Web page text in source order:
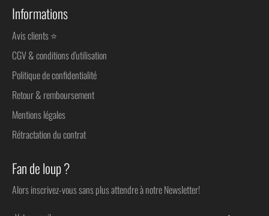
Informations
Avis clients ⭐
CGV & conditions d'utilisation
Politique de confidentialité
Retour & remboursement
Mentions légales
Rétractation du contrat
Fan de loup ?
Alors inscrivez-vous sans plus attendre à notre Newsletter!